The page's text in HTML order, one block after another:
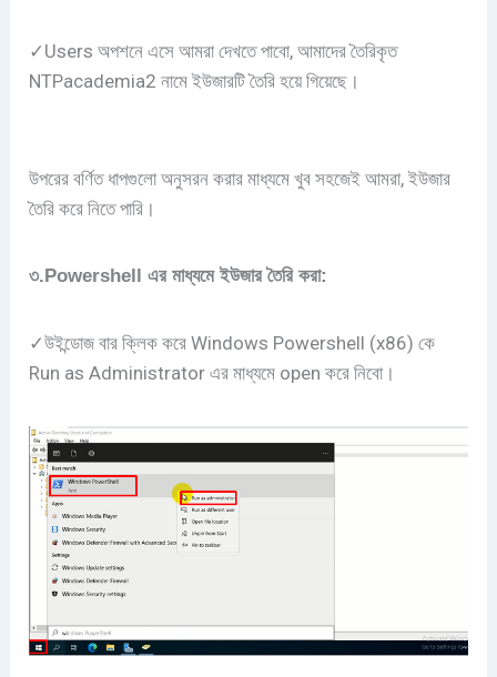
✓Users অপশনে এসে আমরা দেখতে পাবো, আমাদের তৈরিকৃত
NTPacademia2 নামে ইউজারটি তৈরি হয়ে গিয়েছে।
উপরের বর্ণিত ধাপগুলো অনুসরন করার মাধ্যমে খুব সহজেই আমরা, ইউজার
তৈরি করে নিতে পারি।
৩.Powershell এর মাধ্যমে ইউজার তৈরি করা:
✓উইন্ডোজ বার ক্লিক করে Windows Powershell (x86) কে
Run as Administrator এর মাধ্যমে open করে নিবো।